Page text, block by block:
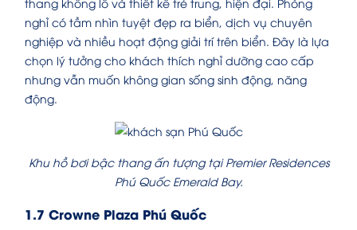
nghỉ có tầm nhìn tuyệt đẹp ra biển, dịch vụ chuyên
nghiệp và nhiều hoạt động giải trí trên biển. Đây là lựa
chọn lý tưởng cho khách thích nghỉ dưỡng cao cấp
nhưng vẫn muốn không gian sống sinh động, năng
động.
Khu hồ bơi bậc thang ấn tượng tại Premier Residences
Phú Quốc Emerald Bay.
1.7 Crowne Plaza Phú Quốc